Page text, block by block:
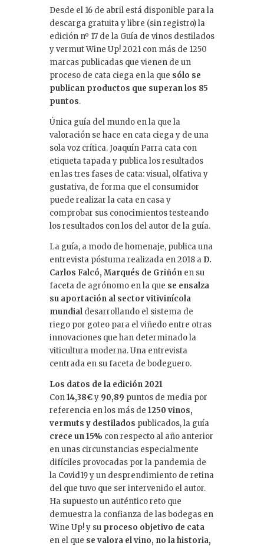
Desde el 16 de abril está disponible para la
descarga gratuita y libre (sin registro) la
edición nº 17 de la Guía de vinos destilados
y vermut Wine Up! 2021 con más de 1250
marcas publicadas que vienen de un
proceso de cata ciega en la que sólo se
publican productos que superan los 85
puntos.
Única guía del mundo en la que la
valoración se hace en cata ciega y de una
sola voz crítica. Joaquín Parra cata con
etiqueta tapada y publica los resultados
en las tres fases de cata: visual, olfativa y
gustativa, de forma que el consumidor
puede realizar la cata en casa y
comprobar sus conocimientos testeando
los resultados con los del autor de la guía.
La guía, a modo de homenaje, publica una
entrevista póstuma realizada en 2018 a D.
Carlos Falcó, Marqués de Griñón en su
faceta de agrónomo en la que se ensalza
su aportación al sector vitivinícola
mundial desarrollando el sistema de
riego por goteo para el viñedo entre otras
innovaciones que han determinado la
viticultura moderna. Una entrevista
centrada en su faceta de bodeguero.
Los datos de la edición 2021
Con14,38€y 90,89 puntos de media por
referencia en los más de 1250 vinos,
vermuts y destilados publicados, la guía
crece un 15% con respecto al año anterior
en unas circunstancias especialmente
difíciles provocadas por la pandemia de
la Covid19 y un desprendimiento de retina
del que tuvo que ser intervenido el autor.
Ha supuesto un auténtico reto que
demuestra la confianza de las bodegas en
Wine Up! y su proceso objetivo de cata
en el que se valora el vino, no la historia,